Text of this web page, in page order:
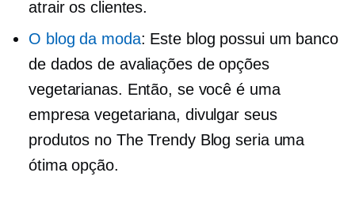
atrair os clientes.
O blog da moda: Este blog possui um banco
de dados de avaliações de opções
vegetarianas. Então, se você é uma
empresa vegetariana, divulgar seus
produtos no The Trendy Blog seria uma
ótima opção.